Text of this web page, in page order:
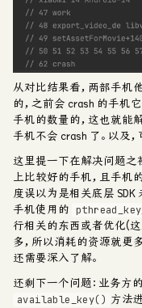
从对比结果看，两部手机
的，之前会 crash 的手机
手机的数量的，这也就能
手机不会 crash 了。以及
这里提一下在解决问题之
上比较好的手机，且手机
度误以为是相关底层
手机使用的
行相关的东西或者优化(
多，所以消耗的资源就更
还需要深入了解。
还剩下一个问题：业务方
available_key() 方法